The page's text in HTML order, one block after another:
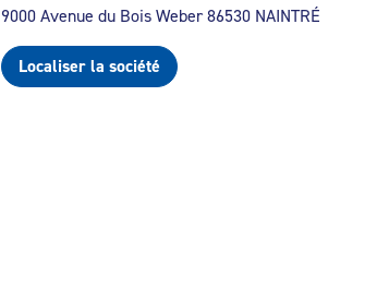
9000 Avenue du Bois Weber 86530 NAINTRÉ
Localiser la société